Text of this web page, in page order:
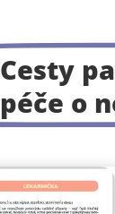
Cesty
péče o